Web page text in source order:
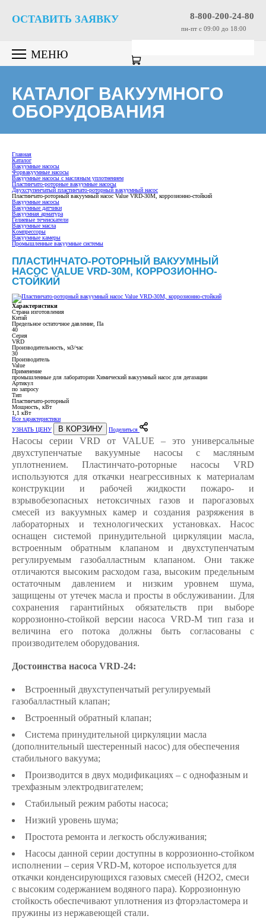
8-800-200-24-80
пн-пт c 09:00 до 18:00
ОСТАВИТЬ ЗАЯВКУ
МЕНЮ
КАТАЛОГ ВАКУУМНОГО
ОБОРУДОВАНИЯ
Главная
Каталог
Вакуумные насосы
Форвакуумные насосы
Вакуумные насосы с масляным уплотнением
Пластинчато-роторные вакуумные насосы
Двухступенчатый пластинчато-роторный вакуумный насос
Пластинчато-роторный вакуумный насос Value VRD-30M, коррозионно-стойкий
Вакуумные насосы
Вакуумные датчики
Вакуумная арматура
Гелиевые течеискатели
Вакуумные масла
Компрессоры
Вакуумные камеры
Промышленные вакуумные системы
ПЛАСТИНЧАТО-РОТОРНЫЙ ВАКУУМНЫЙ
НАСОС VALUE VRD-30M, КОРРОЗИОННО-
СТОЙКИЙ
Характеристики
Страна изготовления
Китай
Предельное остаточное давление, Па
40
Серия
VRD
Производительность, м3/час
30
Производитель
Value
Применение
промышленные для лаборатории Химический вакуумный насос для дегазации
Артикул
по запросу
Тип
Пластинчато-роторный
Мощность, кВт
1,1 кВт
Все характеристики
УЗНАТЬ ЦЕНУ
В КОРЗИНУ Поделиться
Насосы серии VRD от VALUE – это универсальные
двухступенчатые вакуумные насосы с масляным
уплотнением. Пластинчато-роторные насосы VRD
используются для откачки неагрессивных к материалам
конструкции и рабочей жидкости пожаро- и
взрывобезопасных нетоксичных газов и парогазовых
смесей из вакуумных камер и создания разряжения в
лабораторных и технологических установках. Насос
оснащен системой принудительной циркуляции масла,
встроенным обратным клапаном и двухступенчатым
регулируемым газобалластным клапаном. Они также
отличаются высоким расходом газа, высоким предельным
остаточным давлением и низким уровнем шума,
защищены от утечек масла и просты в обслуживании. Для
сохранения гарантийных обязательств при выборе
коррозионно-стойкой версии насоса VRD-M тип газа и
величина его потока должны быть согласованы с
производителем оборудования.
Достоинства насоса VRD-24:
Встроенный двухступенчатый регулируемый
газобалластный клапан;
Встроенный обратный клапан;
Система принудительной циркуляции масла
(дополнительный шестеренный насос) для обеспечения
стабильного вакуума;
Производится в двух модификациях – с однофазным и
трехфазным электродвигателем;
Стабильный режим работы насоса;
Низкий уровень шума;
Простота ремонта и легкость обслуживания;
Насосы данной серии доступны в коррозионно-стойком
исполнении – серия VRD-М, которое используется для
откачки конденсирующихся газовых смесей (Н2О2, смеси
с высоким содержанием водяного пара). Коррозионную
стойкость обеспечивают уплотнения из фторэластомера и
пружины из нержавеющей стали.